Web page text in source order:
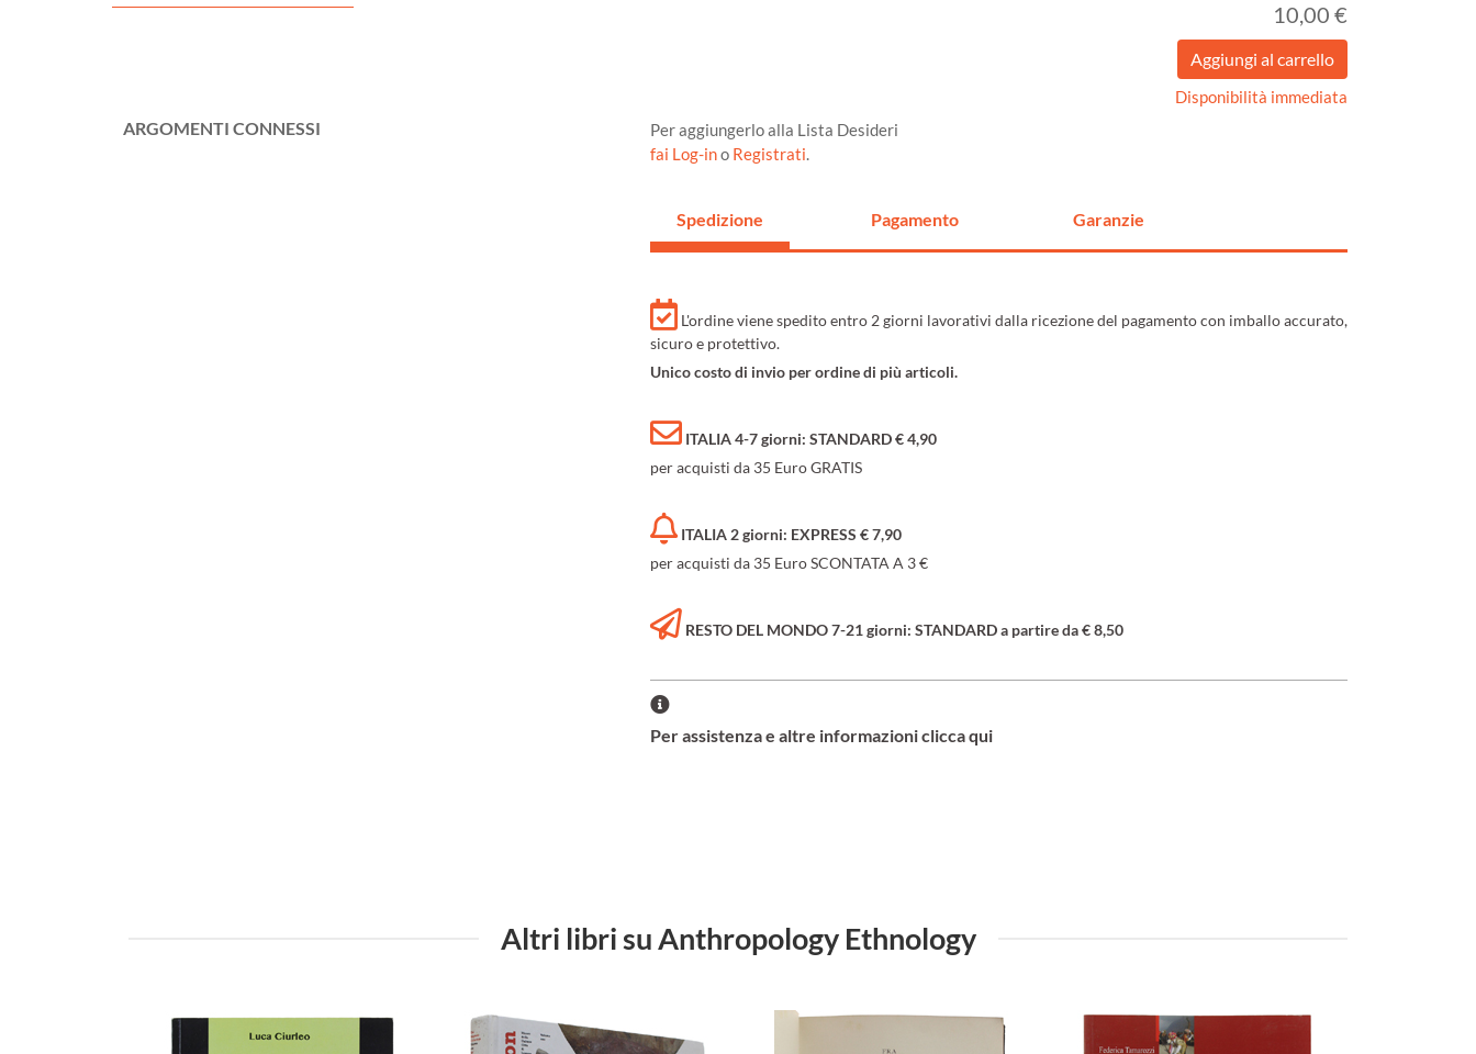
ARGOMENTI CONNESSI
10,00 €
Disponibilità immediata
Per aggiungerlo alla Lista Desideri
fai Log-ino Registrati.
Spedizione Pagamento Garanzie
L'ordine viene spedito entro 2 giorni lavorativi dalla ricezione del pagamento con imballo accurato,
sicuro e protettivo.
Unico costo di invio per ordine di più articoli.
ITALIA 4-7 giorni: STANDARD € 4,90
per acquisti da 35 Euro GRATIS
ITALIA 2 giorni: EXPRESS € 7,90
per acquisti da 35 Euro SCONTATA A 3 €
RESTO DEL MONDO 7-21 giorni: STANDARD a partire da € 8,50
Per assistenza e altre informazioni clicca qui
Altri libri su Anthropology Ethnology